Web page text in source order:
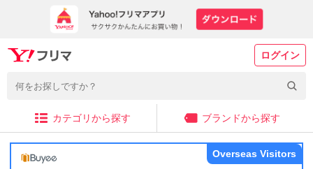
ログイン
カテゴリから探す ブランドから探す
Overseas Visitors